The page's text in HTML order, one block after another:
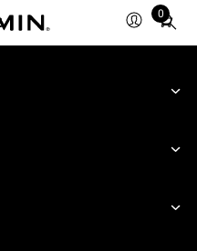
0
Total
items
cart: